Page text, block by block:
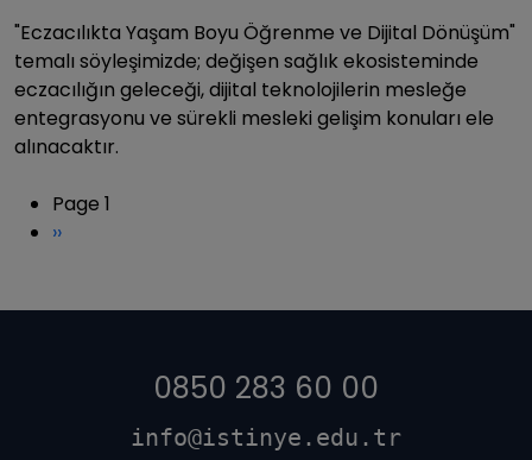
ve
Dijital
Dönüşüm
–
"Eczacılıkta Yaşam Boyu Öğrenme ve Dijital Dönüşüm"
temalı söyleşimizde; değişen sağlık ekosisteminde
eczacılığın geleceği, dijital teknolojilerin mesleğe
entegrasyonu ve sürekli mesleki gelişim konuları ele
alınacaktır.
Sayfalama
Page 1
Sonraki
››
0850 283 60 00
info@istinye.edu.tr